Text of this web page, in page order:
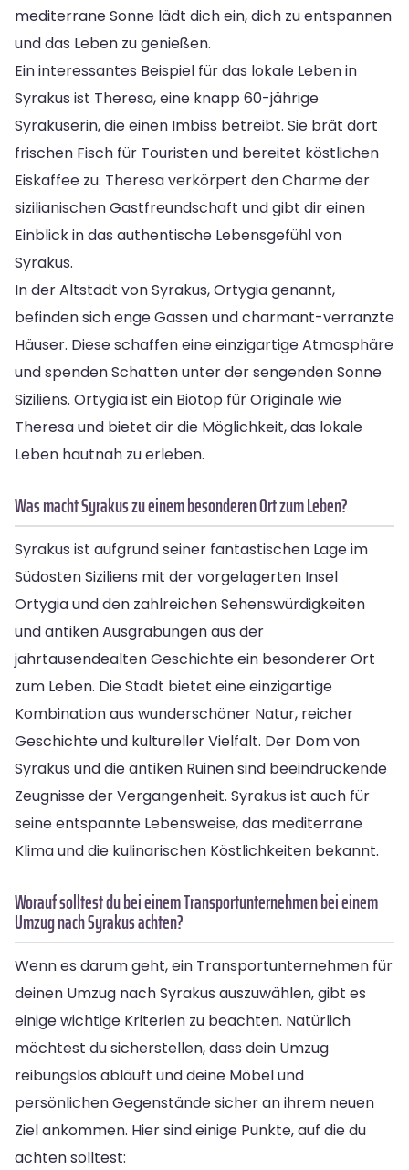
mediterrane Sonne lädt dich ein, dich zu entspannen
und das Leben zu genießen.
Ein interessantes Beispiel für das lokale Leben in
Syrakus ist Theresa, eine knapp 60-jährige
Syrakuserin, die einen Imbiss betreibt. Sie brät dort
frischen Fisch für Touristen und bereitet köstlichen
Eiskaffee zu. Theresa verkörpert den Charme der
sizilianischen Gastfreundschaft und gibt dir einen
Einblick in das authentische Lebensgefühl von
Syrakus.
In der Altstadt von Syrakus, Ortygia genannt,
befinden sich enge Gassen und charmant-verranzte
Häuser. Diese schaffen eine einzigartige Atmosphäre
und spenden Schatten unter der sengenden Sonne
Siziliens. Ortygia ist ein Biotop für Originale wie
Theresa und bietet dir die Möglichkeit, das lokale
Leben hautnah zu erleben.
Was macht Syrakus zu einem besonderen Ort zum Leben?
Syrakus ist aufgrund seiner fantastischen Lage im
Südosten Siziliens mit der vorgelagerten Insel
Ortygia und den zahlreichen Sehenswürdigkeiten
und antiken Ausgrabungen aus der
jahrtausendealten Geschichte ein besonderer Ort
zum Leben. Die Stadt bietet eine einzigartige
Kombination aus wunderschöner Natur, reicher
Geschichte und kultureller Vielfalt. Der Dom von
Syrakus und die antiken Ruinen sind beeindruckende
Zeugnisse der Vergangenheit. Syrakus ist auch für
seine entspannte Lebensweise, das mediterrane
Klima und die kulinarischen Köstlichkeiten bekannt.
Worauf solltest du bei einem Transportunternehmen bei einem
Umzug nach Syrakus achten?
Wenn es darum geht, ein Transportunternehmen für
deinen Umzug nach Syrakus auszuwählen, gibt es
einige wichtige Kriterien zu beachten. Natürlich
möchtest du sicherstellen, dass dein Umzug
reibungslos abläuft und deine Möbel und
persönlichen Gegenstände sicher an ihrem neuen
Ziel ankommen. Hier sind einige Punkte, auf die du
achten solltest: